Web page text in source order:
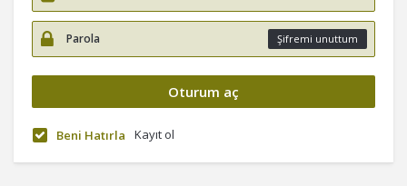
Şifremi unuttum
Beni Hatırla Kayıt ol